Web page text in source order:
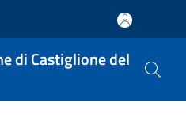
di Castiglione del